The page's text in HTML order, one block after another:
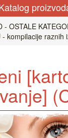
- OSTALE
- kompilacije raznih